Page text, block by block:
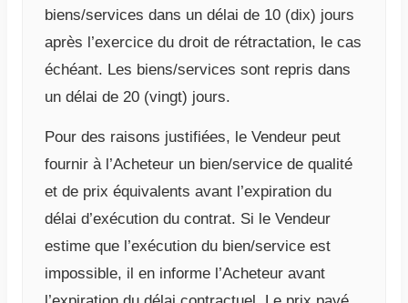
biens/services dans un délai de 10 (dix) jours
après l’exercice du droit de rétractation, le cas
échéant. Les biens/services sont repris dans
un délai de 20 (vingt) jours.
Pour des raisons justifiées, le Vendeur peut
fournir à l’Acheteur un bien/service de qualité
et de prix équivalents avant l’expiration du
délai d’exécution du contrat. Si le Vendeur
estime que l’exécution du bien/service est
impossible, il en informe l’Acheteur avant